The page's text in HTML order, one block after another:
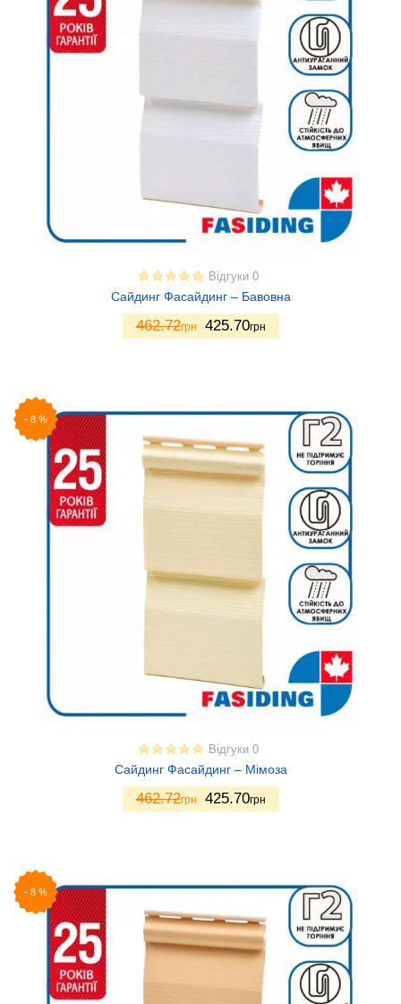
Відгуки 0
Сайдинг Фасайдинг – Бавовна
462.72грн 425.70грн
- 8 %
Відгуки 0
Сайдинг Фасайдинг – Мімоза
462.72грн 425.70грн
- 8 %